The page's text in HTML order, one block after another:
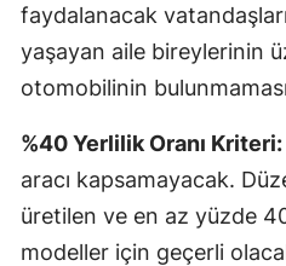
faydalanacak
yaşayan aile bireylerinin
otomobilinin
%40 Yerlilik Oranı Kriteri:
aracı kapsamayacak.
üretilen ve en az yüzde
modeller için geçerli